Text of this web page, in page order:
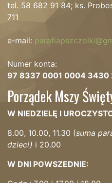
tel. 58 682 91 84; ks.
711
e-mail:
Numer konta:
97 8337 0001 0004 3430
Porządek Mszy
W NIEDZIELĘ I
8.00, 10.00, 11.30 (suma
dzieci) i 20.00
W DNI POWSZEDNIE: